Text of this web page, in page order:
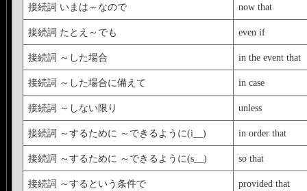
接続詞 いまは～なので now that
接続詞 たとえ～でも even if
接続詞 ～した場合 in the event that
接続詞 ～した場合に備えて in case
接続詞 ～しない限り unless
接続詞 ～するために ～できるように(i__) in order that
接続詞 ～するために ～できるように(s__) so that
接続詞 ～するという条件で provided that